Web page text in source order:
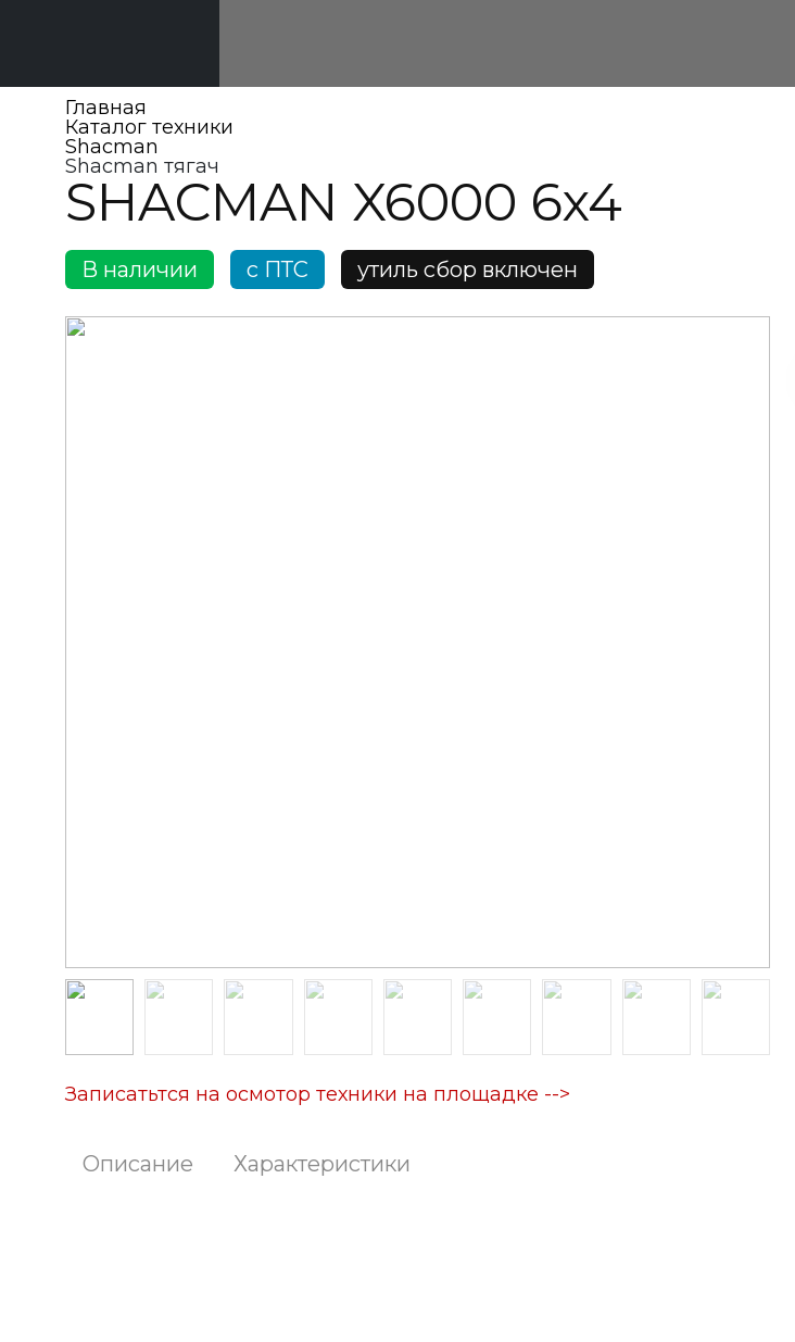
Главная
Каталог техники
Shacman
Shacman тягач
SHACMAN X6000 6x4
В наличии c ПТС утиль сбор включен
Записатьтся на осмотор техники на площадке -->
Описание Характеристики